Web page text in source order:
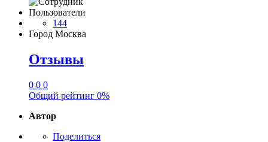
Пользователи
144
Город Москва
Отзывы
0 0 0
Общий рейтинг 0%
Автор
Поделиться